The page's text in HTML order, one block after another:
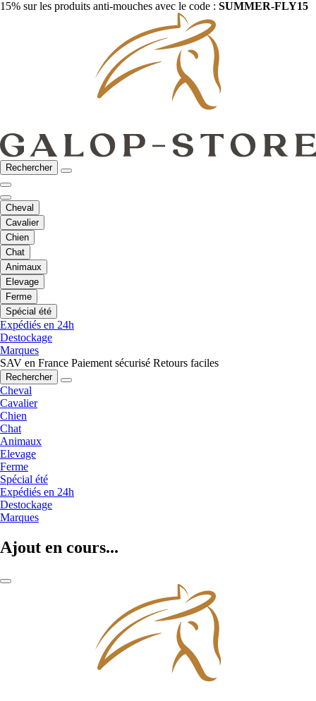
15% sur les produits anti-mouches avec le code : SUMMER-FLY15
Rechercher
Cheval
Cavalier
Chien
Chat
Animaux
Elevage
Ferme
Spécial été
Expédiés en 24h
Destockage
Marques
SAV en France Paiement sécurisé Retours faciles
Rechercher
Cheval
Cavalier
Chien
Chat
Animaux
Elevage
Ferme
Spécial été
Expédiés en 24h
Destockage
Marques
Ajout en cours...